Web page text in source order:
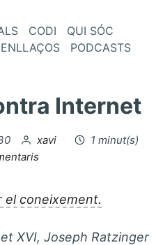
CODI
QUI SÓC
ENLLAÇOS
PODCASTS
Internet
per
xavi
1 minut(s)
Internet
coneixement.
XVI, Joseph Ratzinger